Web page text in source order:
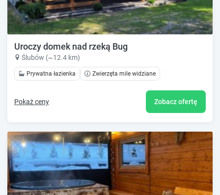
Uroczy domek nad rzeką Bug
Ślubów (~12.4 km)
Prywatna łazienka Zwierzęta mile widziane
Pokaż ceny Zobacz ofertę